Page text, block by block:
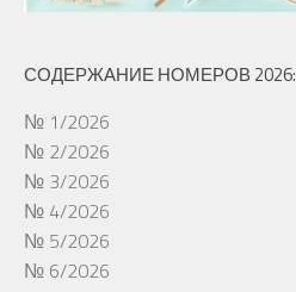
СОДЕРЖАНИЕ НОМЕРОВ 2026:
№ 1/2026
№ 2/2026
№ 3/2026
№ 4/2026
№ 5/2026
№ 6/2026